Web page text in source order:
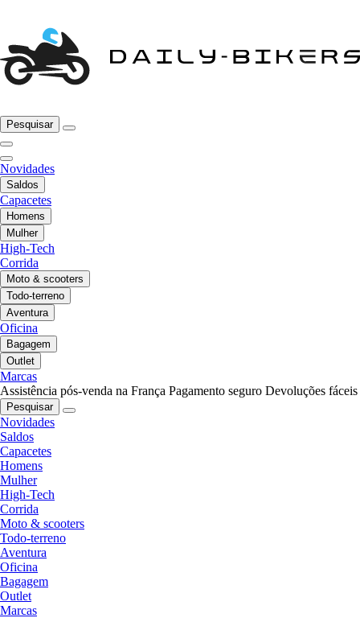
Pesquisar
Novidades
Saldos
Capacetes
Homens
Mulher
High-Tech
Corrida
Moto & scooters
Todo-terreno
Aventura
Oficina
Bagagem
Outlet
Marcas
Assistência pós-venda na França Pagamento seguro Devoluções fáceis
Pesquisar
Novidades
Saldos
Capacetes
Homens
Mulher
High-Tech
Corrida
Moto & scooters
Todo-terreno
Aventura
Oficina
Bagagem
Outlet
Marcas